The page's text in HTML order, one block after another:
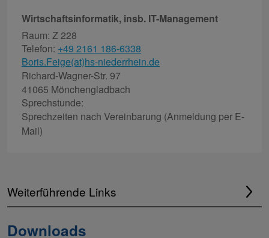
Wirtschaftsinformatik, insb. IT-Management
Raum: Z 228
Telefon: +49 2161 186-6338
Boris.Feige(at)hs-niederrhein.de
Richard-Wagner-Str. 97
41065 Mönchengladbach
Sprechstunde:
Sprechzeiten nach Vereinbarung (Anmeldung per E-
Mail)
Weiterführende Links
Downloads